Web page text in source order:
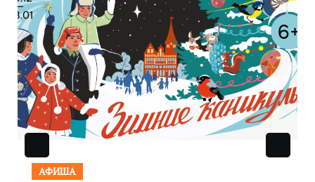
АФИША